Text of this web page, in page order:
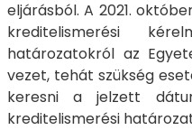
eljárásból. A 2021.
kreditelismerési
határozatokról az
vezet, tehát szükség
keresni a jelzett
kreditelismerési